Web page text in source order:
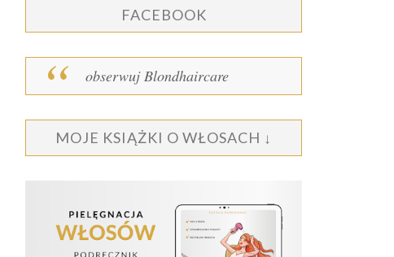
FACEBOOK
obserwuj Blondhaircare
MOJE KSIĄŻKI O WŁOSACH ↓